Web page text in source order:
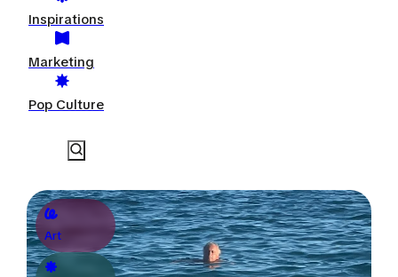
Inspirations
Marketing
Pop Culture
Art